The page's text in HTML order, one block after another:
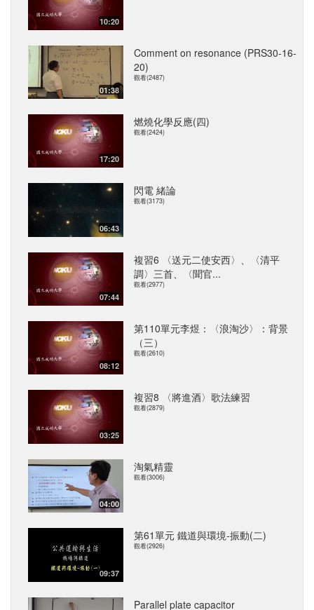
10:20
01:38
Comment on resonance (PRS30-16-
20)
觀看(2487)
17:20
燃燒化學反應(四)
觀看(2424)
06:43
閃電 緒論
觀看(3173)
07:44
複習6 〈送元二使安西〉、〈清平
調〉三首、〈聞官...
觀看(2977)
08:12
第110單元李煜：〈浪淘沙〉：背景
（三）
觀看(2610)
03:25
複習8 〈將進酒〉歌法練習
觀看(2879)
04:00
淘氣精靈
觀看(3006)
09:37
第61單元 鐵道與環境-振動(二)
觀看(2926)
Parallel plate capacitor